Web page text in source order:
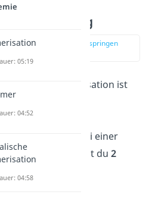
zur Stelle im Video springen
Polymerisation ist
für bestimmte
. Bei einer
kannst du2
05:19
04:52
04:58